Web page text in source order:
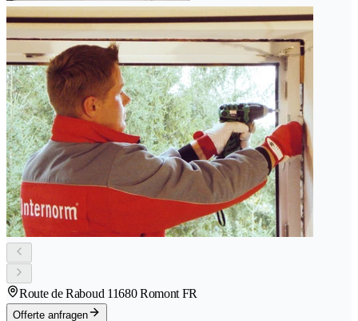
Route de Raboud 11680 Romont FR
Offerte anfragen